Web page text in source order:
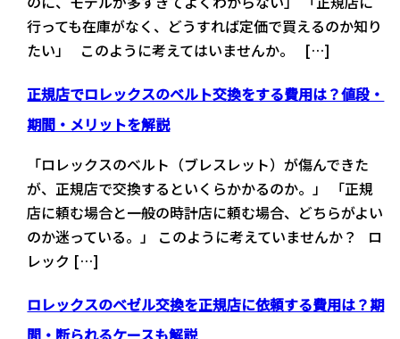
行っても在庫がなく、どうすれば定価で買えるのか知り
たい」 このように考えてはいませんか。 […]
正規店でロレックスのベルト交換をする費用は？値段・
期間・メリットを解説
「ロレックスのベルト（ブレスレット）が傷んできた
が、正規店で交換するといくらかかるのか。」 「正規
店に頼む場合と一般の時計店に頼む場合、どちらがよい
のか迷っている。」 このように考えていませんか？ ロ
レック […]
ロレックスのベゼル交換を正規店に依頼する費用は？期
間・断られるケースも解説